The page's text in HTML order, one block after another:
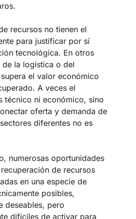
recursos no tienen el
para justificar por sí
tecnológica. En otros
la logística o del
el valor económico
A veces el
técnico ni económico, sino
oferta y demanda de
diferentes no es
numerosas oportunidades
de recursos
en una especie de
posibles,
deseables, pero
difíciles de activar para